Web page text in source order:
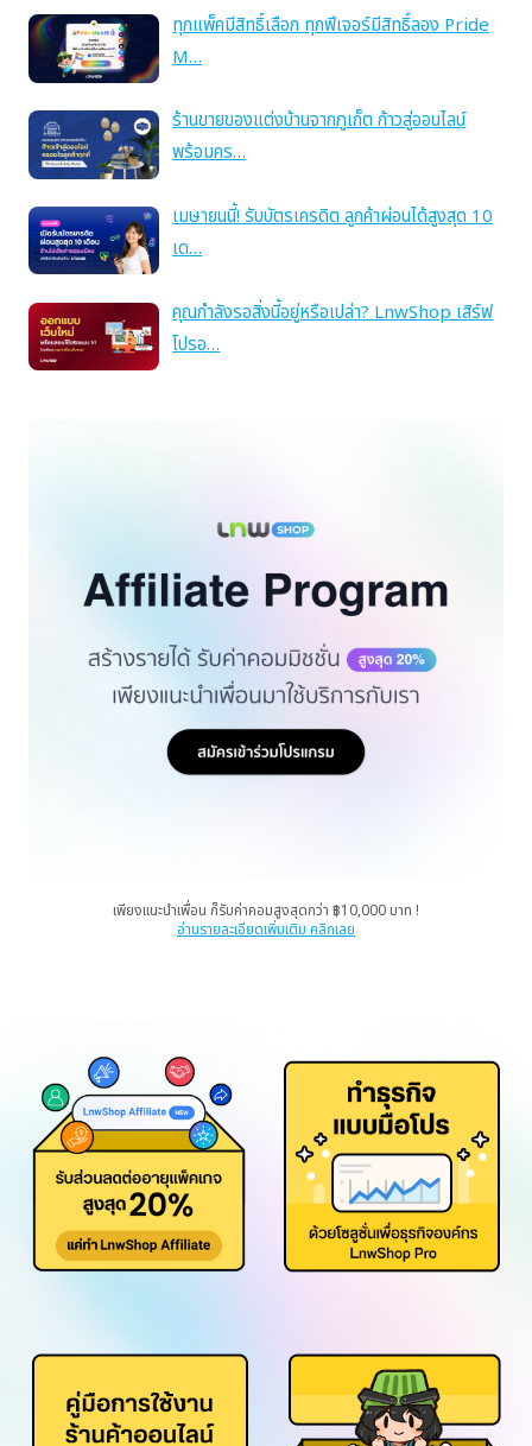
ทุกแพ็คมีสิทธิ์เลือก ทุกฟีเจอร์มีสิทธิ์ลอง Pride
M…
ร้านขายของแต่งบ้านจากภูเก็ต ก้าวสู่ออนไลน์
พร้อมคร…
เมษายนนี้! รับบัตรเครดิต ลูกค้าผ่อนได้สูงสุด 10
เด…
คุณกำลังรอสิ่งนี้อยู่หรือเปล่า? LnwShop เสิร์ฟ
โปรอ…
เพียงแนะนำเพื่อน ก็รับค่าคอมสูงสุดกว่า ฿10,000 บาท !
อ่านรายละเอียดเพิ่มเติม คลิกเลย